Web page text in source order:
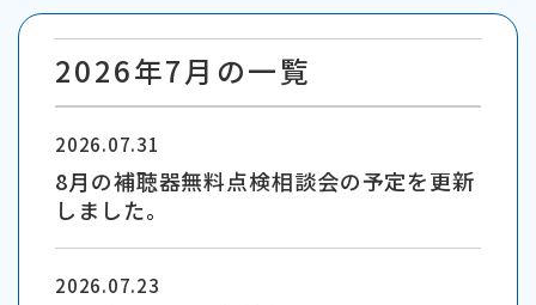
2026年7月の一覧
2026.07.31
8月の補聴器無料点検相談会の予定を更新
しました。
2026.07.23